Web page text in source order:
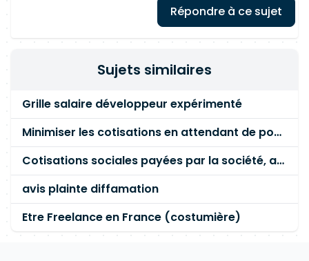
Répondre à ce sujet
Sujets similaires
Grille salaire développeur expérimenté
Minimiser les cotisations en attendant de pouvoir se payer.
Cotisations sociales payées par la société, avantages?
avis plainte diffamation
Etre Freelance en France (costumière)